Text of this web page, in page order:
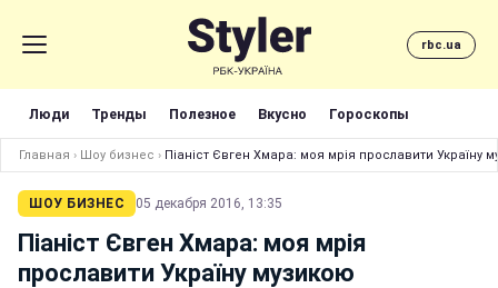
rbc.ua
Люди Тренды Полезное Вкусно Гороскопы
Главная › Шоу бизнес › Піаніст Євген Хмара: моя мрія прославити Україну
ШОУ БИЗНЕС 05 декабря 2016, 13:35
Піаніст Євген Хмара: моя мрія
прославити Україну музикою